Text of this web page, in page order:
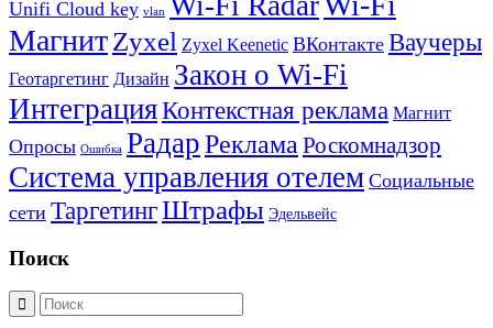
Unifi Cloud key vlan
МагнитZyxel Zyxel Keenetic ВКонтакте Ваучеры
Геотаргетинг Дизайн Закон о Wi-Fi
ИнтеграцияКонтекстная реклама Магнит
Опросы Ошибка РадарРеклама Роскомнадзор
Система управления отелем Социальные
сети ТаргетингШтрафы Эдельвейс
Поиск